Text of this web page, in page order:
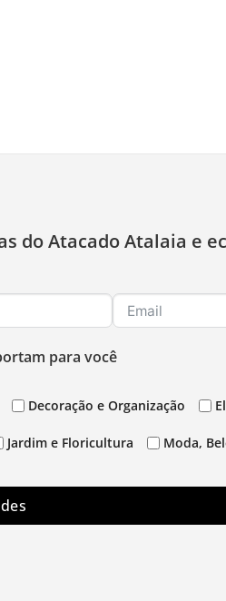
do Atacado Atalaia e
para você
Decoração e Organização
Jardim e Floricultura Moda,